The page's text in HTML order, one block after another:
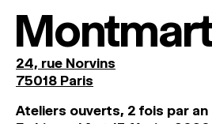
24, rue Norvins
75018 Paris
Ateliers ouverts, 2 fois par an